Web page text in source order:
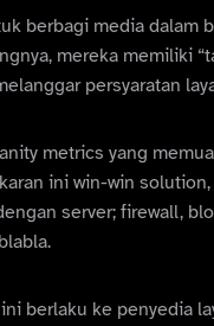
berbagi media
mereka memiliki
persyaratan
metrics yang
ini win-win
server; firewall,
berlaku ke penyedia